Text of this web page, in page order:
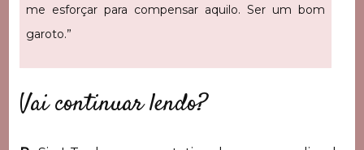
me esforçar para compensar aquilo. Ser um bom
garoto.”
Vai continuar lendo?